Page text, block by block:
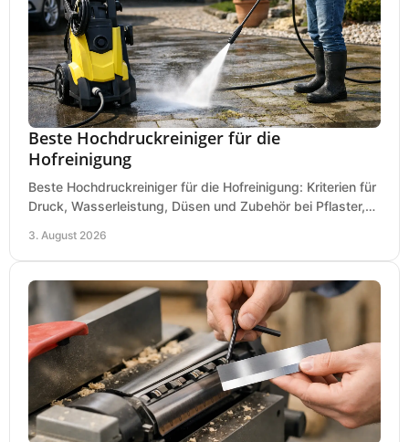
Beste Hochdruckreiniger für die
Hofreinigung
Beste Hochdruckreiniger für die Hofreinigung: Kriterien für
Druck, Wasserleistung, Düsen und Zubehör bei Pflaster,
3. August 2026